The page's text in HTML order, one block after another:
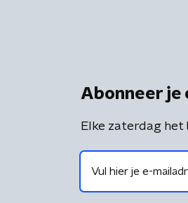
Abonneer je
Elke zaterdag het